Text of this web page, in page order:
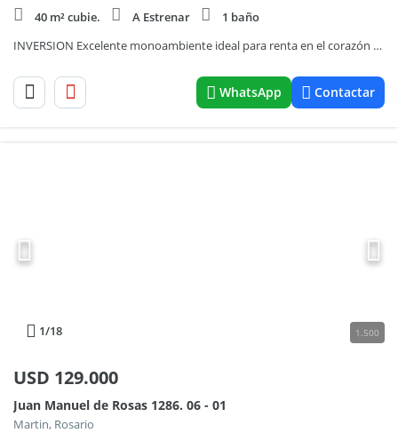
40 m² cubie.
A Estrenar
1 baño
INVERSION Excelente monoambiente ideal para renta en el corazón de Rosario
WhatsApp Contactar
1/18 1.500
USD 129.000
Juan Manuel de Rosas 1286. 06 - 01
Martin, Rosario